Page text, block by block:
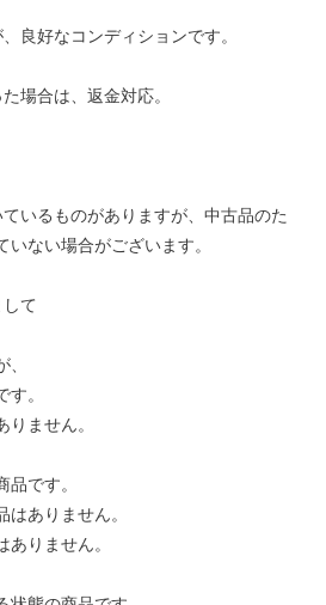
良好なコンディションです。
場合は、返金対応。
いるものがありますが、中古品のた
ない場合がございます。
て
。
ません。
です。
ありません。
りません。